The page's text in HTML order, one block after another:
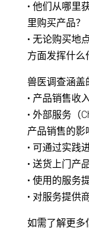
• 他们从哪里
里购买产品？
• 无论购买地
方面发挥什么
兽医调查涵盖
• 产品销售收
• 外部服务（
产品销售的影
• 可通过实践
• 送货上门产
• 使用的服务
• 对服务提供
如需了解更多